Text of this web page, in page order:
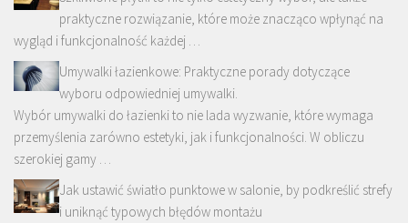
praktyczne rozwiązanie, które może znacząco wpłynąć na
wygląd i funkcjonalność każdej …
Umywalki łazienkowe: Praktyczne porady dotyczące
wyboru odpowiedniej umywalki.
Wybór umywalki do łazienki to nie lada wyzwanie, które wymaga
przemyślenia zarówno estetyki, jak i funkcjonalności. W obliczu
szerokiej gamy …
Jak ustawić światło punktowe w salonie, by podkreślić strefy
i uniknąć typowych błędów montażu